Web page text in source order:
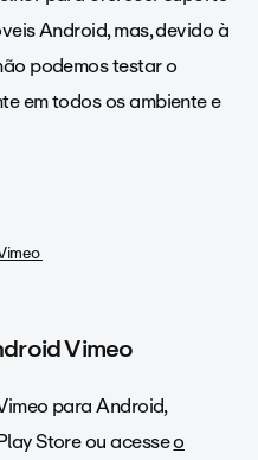
Android, mas, devido à
podemos testar o
em todos os ambiente e
Vimeo
para Android,
Store ou acesseo